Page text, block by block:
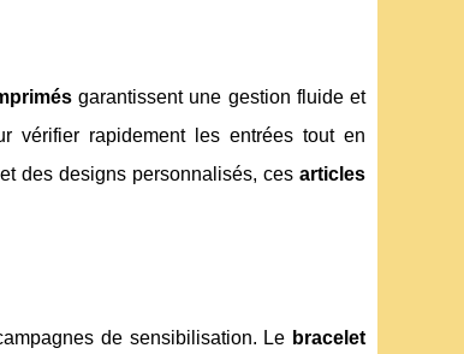
garantissent une gestion fluide et
vérifier rapidement les entrées tout en
et des designs personnalisés, ces articles
de sensibilisation. Le bracelet